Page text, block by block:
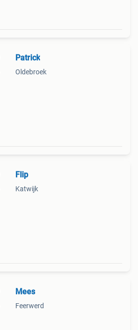
Patrick
Oldebroek
Flip
Katwijk
Mees
Feerwerd